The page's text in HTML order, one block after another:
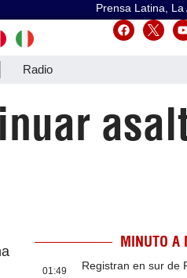
Prensa Latina, La
Radio
MINUTO A
01:49
Registran en sur de